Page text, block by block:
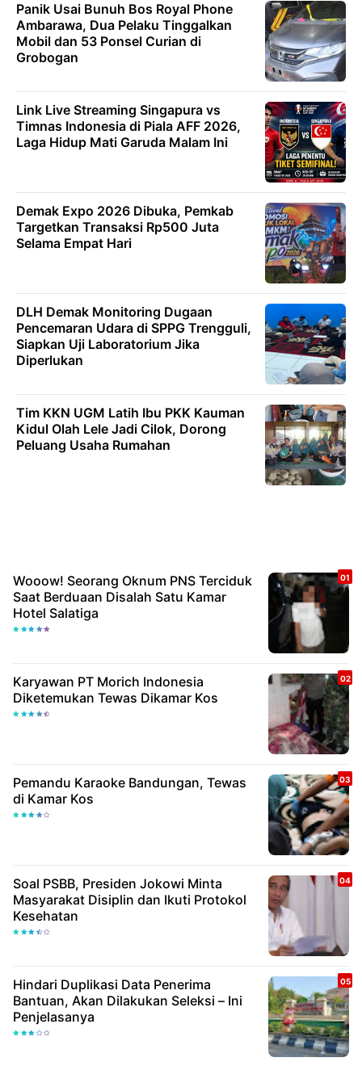
Panik Usai Bunuh Bos Royal Phone
Ambarawa, Dua Pelaku Tinggalkan
Mobil dan 53 Ponsel Curian di
Grobogan
Link Live Streaming Singapura vs
Timnas Indonesia di Piala AFF 2026,
Laga Hidup Mati Garuda Malam Ini
Demak Expo 2026 Dibuka, Pemkab
Targetkan Transaksi Rp500 Juta
Selama Empat Hari
DLH Demak Monitoring Dugaan
Pencemaran Udara di SPPG Trengguli,
Siapkan Uji Laboratorium Jika
Diperlukan
Tim KKN UGM Latih Ibu PKK Kauman
Kidul Olah Lele Jadi Cilok, Dorong
Peluang Usaha Rumahan
Wooow! Seorang Oknum PNS Terciduk
Saat Berduaan Disalah Satu Kamar
Hotel Salatiga
Karyawan PT Morich Indonesia
Diketemukan Tewas Dikamar Kos
Pemandu Karaoke Bandungan, Tewas
di Kamar Kos
Soal PSBB, Presiden Jokowi Minta
Masyarakat Disiplin dan Ikuti Protokol
Kesehatan
Hindari Duplikasi Data Penerima
Bantuan, Akan Dilakukan Seleksi – Ini
Penjelasanya